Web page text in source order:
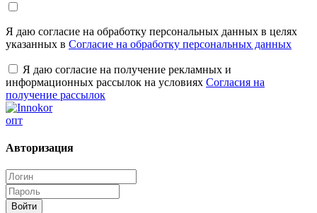
Я даю согласие на обработку персональных данных в целях
указанных в Согласие на обработку персональных данных
Я даю согласие на получение рекламных и
информационных рассылок на условиях Согласия на
получение рассылок
опт
Авторизация